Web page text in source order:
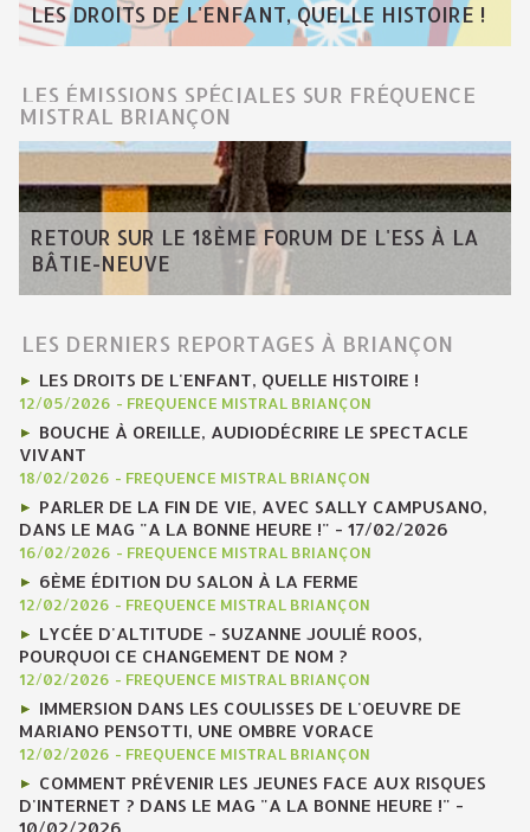
LES DROITS DE L'ENFANT, QUELLE HISTOIRE !
LES ÉMISSIONS SPÉCIALES SUR FRÉQUENCE
MISTRAL BRIANÇON
RETOUR SUR LE 18ÈME FORUM DE L'ESS À LA
BÂTIE-NEUVE
LES DERNIERS REPORTAGES À BRIANÇON
LES DROITS DE L'ENFANT, QUELLE HISTOIRE !
12/05/2026 - FREQUENCE MISTRAL BRIANÇON
BOUCHE À OREILLE, AUDIODÉCRIRE LE SPECTACLE
VIVANT
18/02/2026 - FREQUENCE MISTRAL BRIANÇON
PARLER DE LA FIN DE VIE, AVEC SALLY CAMPUSANO,
DANS LE MAG "A LA BONNE HEURE !" - 17/02/2026
16/02/2026 - FREQUENCE MISTRAL BRIANÇON
6ÈME ÉDITION DU SALON À LA FERME
12/02/2026 - FREQUENCE MISTRAL BRIANÇON
LYCÉE D'ALTITUDE - SUZANNE JOULIÉ ROOS,
POURQUOI CE CHANGEMENT DE NOM ?
12/02/2026 - FREQUENCE MISTRAL BRIANÇON
IMMERSION DANS LES COULISSES DE L'OEUVRE DE
MARIANO PENSOTTI, UNE OMBRE VORACE
12/02/2026 - FREQUENCE MISTRAL BRIANÇON
COMMENT PRÉVENIR LES JEUNES FACE AUX RISQUES
D'INTERNET ? DANS LE MAG "A LA BONNE HEURE !" -